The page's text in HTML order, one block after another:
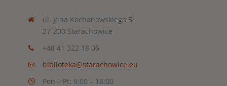
ul. Jana Kochanowskiego 5
27-200 Starachowice
+48 41 322 18 05
biblioteka@starachowice.eu
Pon – Pt: 9:00 – 18:00